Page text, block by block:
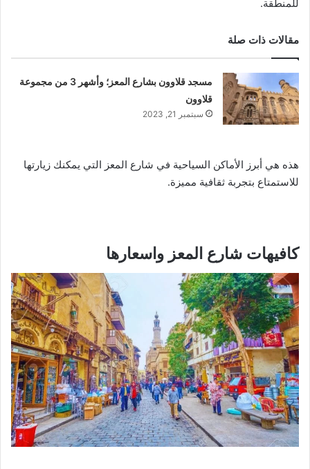
للمنطقة.
مقالات ذات صلة
مسجد قلاوون بشارع المعز؛ وأشهر 3 من مجموعة
قلاوون
سبتمبر 21, 2023
هذه هي أبرز الأماكن السياحية في شارع المعز التي يمكنك زيارتها
للاستمتاع بتجربة ثقافية مميزة.
كافيهات شارع المعز واسعارها